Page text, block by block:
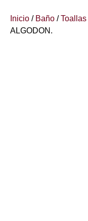
Inicio / Baño /Toallas
ALGODON.